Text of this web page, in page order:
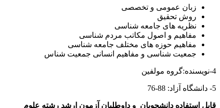
زبان عمومی و تخصصی
روش تحقیق
نظریه های جامعه شناسی
مفاهیم و اصول مکاتب مردم شناسی
مفاهیم حوزه های مختلف جامعه شناسی
جمعیت شناسی و مفاهیم انسانی جمعیت شناس
4-نویسنده:گروه مولفین
5- دانشگاه آزاد: 88-76
قابل استفاده دانشجویان و داوطلبان آزمون ارشد رشته علوم